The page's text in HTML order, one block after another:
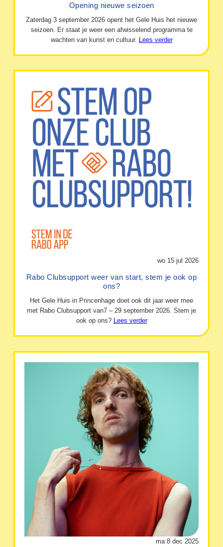
Opening nieuwe seizoen
Zaterdag 3 september 2026 opent het Gele Huis het nieuwe
seizoen. Er staat je weer een afwisselend programma te
wachten van kunst en cultuur. Lees verder
wo 15 jul 2026
Rabo Clubsupport weer van start, stem je ook op
ons?
Het Gele Huis in Princenhage doet ook dit jaar weer mee
met Rabo Clubsupport van7 – 29 september 2026. Stem je
ook op ons? Lees verder
ma 8 dec 2025